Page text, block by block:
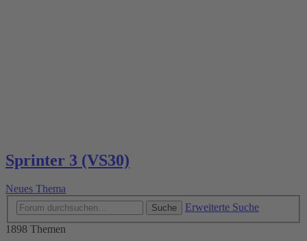
Sprinter 3 (VS30)
Neues Thema
Suche
Erweiterte Suche
1898 Themen